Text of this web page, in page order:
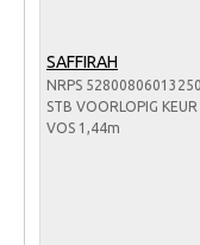
Informatie aan
SAFFIRAH
NRPS
STB VOORLOPIG
VOS 1,44m